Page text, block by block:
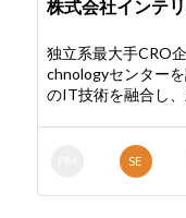
株式会社インテ
独立系最大手CRO
chnologyセンター
のIT技術を融合し
SE